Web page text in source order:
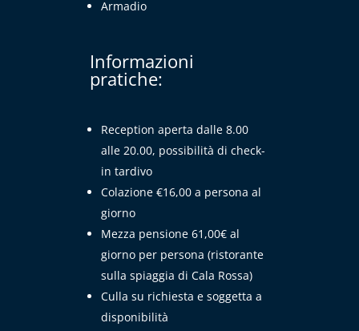
Armadio
Informazioni
pratiche:
Reception aperta dalle 8.00
alle 20.00, possibilità di check-
in tardivo
Colazione €16,00 a persona al
giorno
Mezza pensione 61,00€ al
giorno per persona (ristorante
sulla spiaggia di Cala Rossa)
Culla su richiesta e soggetta a
disponibilità